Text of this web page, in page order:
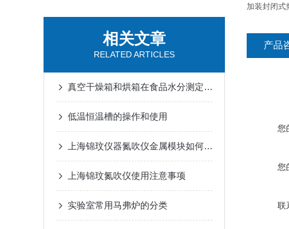
相关文章
RELATED ARTICLES
真空干燥箱和烘箱在食品水分测定中的应用
低温恒温槽的操作和使用
上海锦玟仪器氮吹仪金属模块如何更换?
上海锦玟氮吹仪使用注意事项
实验室常用马弗炉的分类
加装封闭式
产品
您
您
联